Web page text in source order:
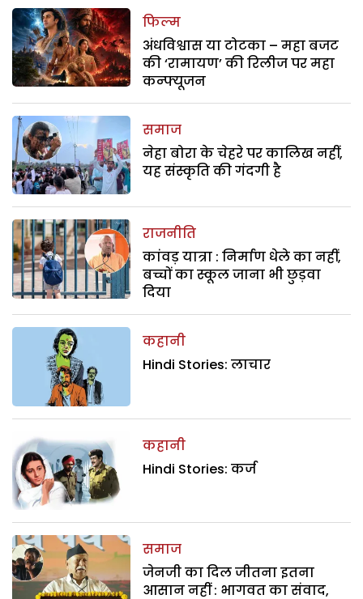
फिल्म
अंधविश्वास या टोटका – महा बजट
की ‘रामायण’ की रिलीज पर महा
कन्फ्यूजन
समाज
नेहा बोरा के चेहरे पर कालिख नहीं,
यह संस्कृति की गंदगी है
राजनीति
कांवड़ यात्रा : निर्माण धेले का नहीं,
बच्चों का स्कूल जाना भी छुड़वा
दिया
कहानी
Hindi Stories: लाचार
कहानी
Hindi Stories: कर्ज
समाज
जेनजी का दिल जीतना इतना
आसान नहीं : भागवत का संवाद,